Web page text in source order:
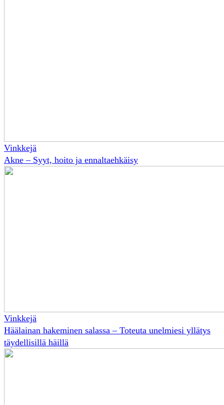
Vinkkejä
Akne – Syyt, hoito ja ennaltaehkäisy
Vinkkejä
Häälainan hakeminen salassa – Toteuta unelmiesi yllätys
täydellisillä häillä